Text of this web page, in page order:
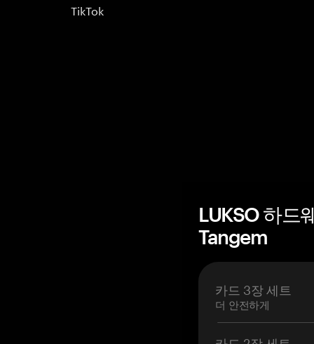
TikTok
LUKSO 하드
Tangem
카드 3장 세트
더 안전하게